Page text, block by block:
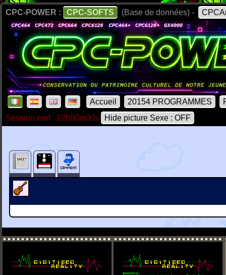
CPC-POWER : CPC-SOFTS (Base de données) -
Accueil 20154 PROGRAMMES
Session end : 12h00m00s
Hide picture Sexe : OFF